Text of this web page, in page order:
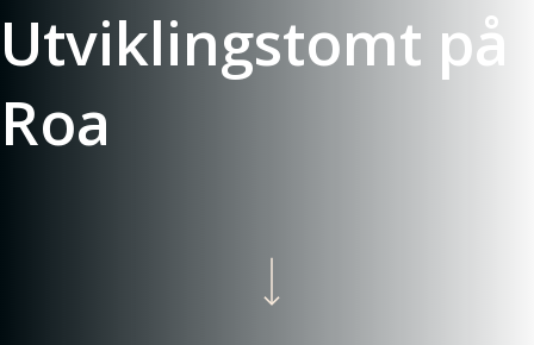
Utviklingstomt på
Roa